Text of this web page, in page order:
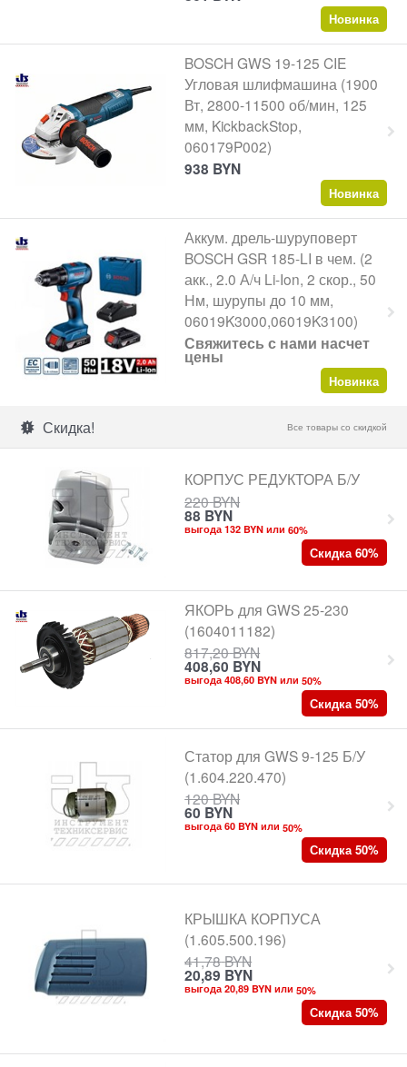
Новинка
BOSCH GWS 19-125 CIE
Угловая шлифмашина (1900
Вт, 2800-11500 об/мин, 125
мм, KickbackStop,
060179P002)
938 BYN
Новинка
Аккум. дрель-шуруповерт
BOSCH GSR 185-LI в чем. (2
акк., 2.0 А/ч Li-Ion, 2 скор., 50
Нм, шурупы до 10 мм,
06019K3000,06019K3100)
Свяжитесь с нами насчет
цены
Новинка
Скидка! Все товары со скидкой
КОРПУС РЕДУКТОРА Б/У
220BYN
88 BYN
выгода 132 BYN или60%
Скидка 60%
ЯКОРЬ для GWS 25-230
(1604011182)
817,20BYN
408,60 BYN
выгода 408,60 BYN или50%
Скидка 50%
Статор для GWS 9-125 Б/У
(1.604.220.470)
120BYN
60 BYN
выгода 60 BYN или50%
Скидка 50%
КРЫШКА КОРПУСА
(1.605.500.196)
41,78BYN
20,89 BYN
выгода 20,89 BYN или50%
Скидка 50%